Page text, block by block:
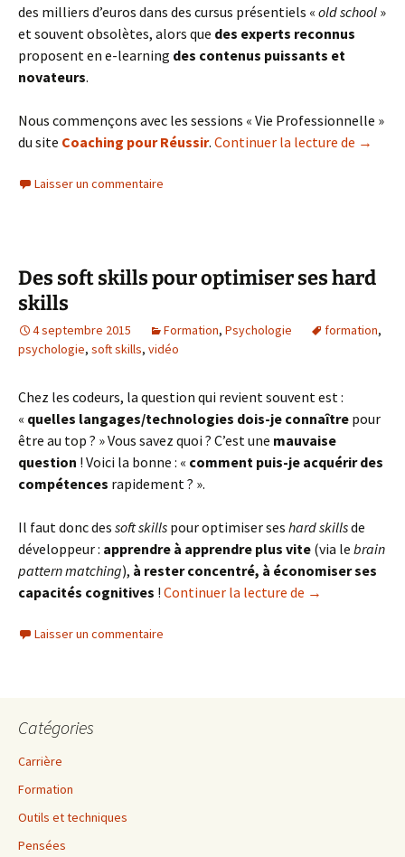
des milliers d’euros dans des cursus présentiels « old school »
et souvent obsolètes, alors que des experts reconnus
proposent en e-learning des contenus puissants et
novateurs.
Nous commençons avec les sessions « Vie Professionnelle »
du site Coaching pour Réussir. Continuer la lecture de →
Laisser un commentaire
Des soft skills pour optimiser ses hard
skills
4 septembre 2015 Formation, Psychologie formation,
psychologie, soft skills, vidéo
Chez les codeurs, la question qui revient souvent est :
« quelles langages/technologies dois-je connaître pour
être au top ? » Vous savez quoi ? C’est une mauvaise
question ! Voici la bonne : « comment puis-je acquérir des
compétences rapidement ? ».
Il faut donc des soft skills pour optimiser ses hard skillsde
développeur : apprendre à apprendre plus vite (via le brain
pattern matching), à rester concentré, à économiser ses
capacités cognitives ! Continuer la lecture de Des soft skills
→
Laisser un commentaire
Catégories
Carrière
Formation
Outils et techniques
Pensées